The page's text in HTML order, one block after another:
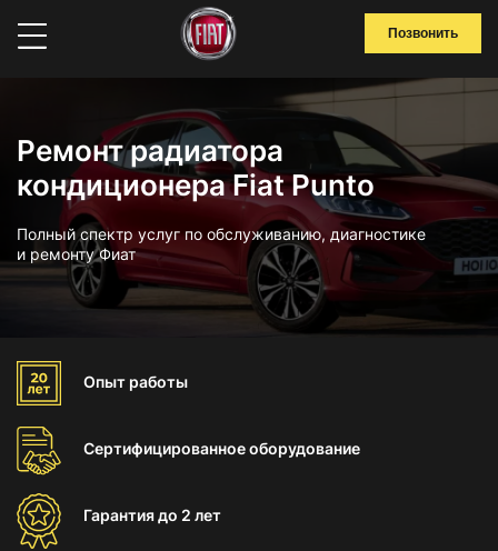
Позвонить
Ремонт радиатора
кондиционера Fiat Punto
Полный спектр услуг по обслуживанию, диагностике
и ремонту Фиат
Опыт работы
Сертифицированноеоборудование
Гарантиядо 2 лет